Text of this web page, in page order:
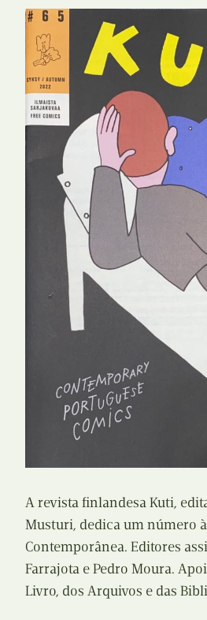
A revista finlandesa Kuti,
Musturi, dedica um número
Contemporânea. Editores
Farrajota e Pedro Moura.
Livro, dos Arquivos e das